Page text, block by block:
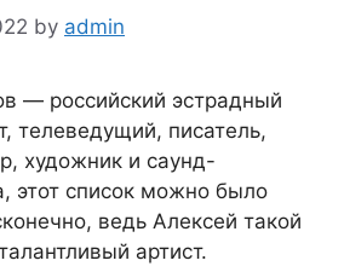
by admin
— российский эстрадный
телеведущий, писатель,
художник и саунд-
этот список можно было
ведь Алексей такой
артист.